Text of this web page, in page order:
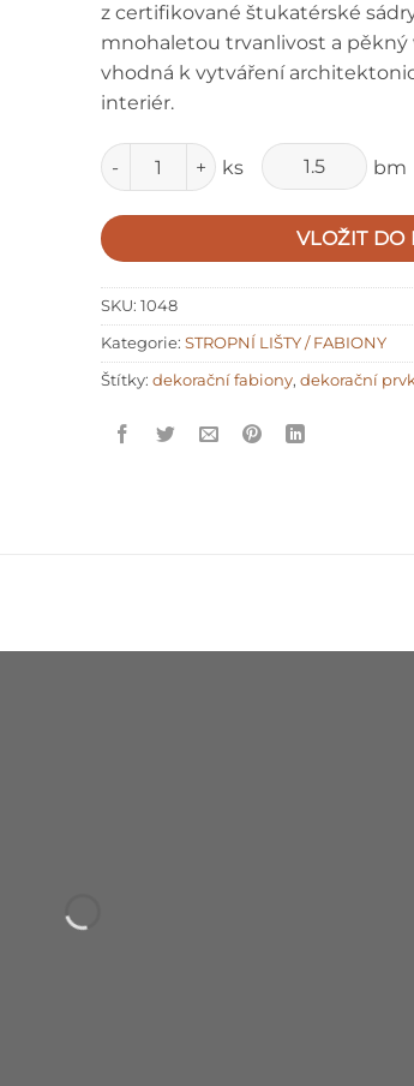
z certifikované štukatérské
mnohaletou trvanlivost a pěkný
vhodná k vytváření
interiér.
bm
Množství
ks
VLOŽIT DO
SKU: 1048
Kategorie: STROPNÍ LIŠTY / FABIONY
Štítky: dekorační fabiony, dekorační